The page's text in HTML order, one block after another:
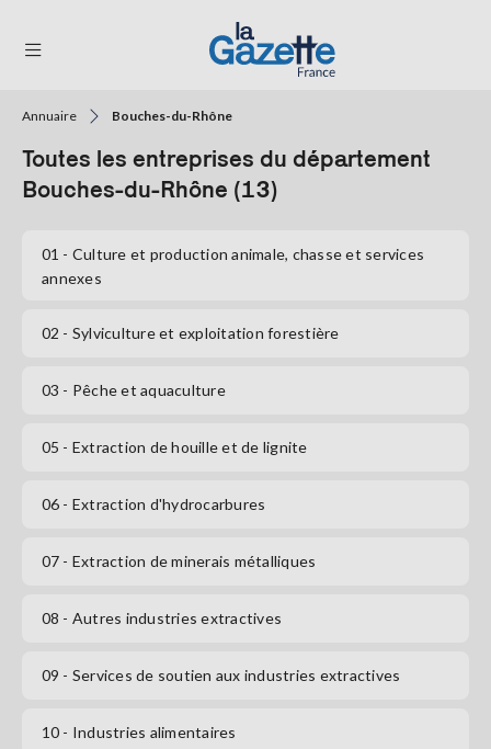
RÉGIONS
TENDANCES
SERVICES
Se
Annuaire Bouches-du-Rhône
Toutes les entreprises du département
Bouches-du-Rhône (13)
01 - Culture et production animale, chasse et services
annexes
02 - Sylviculture et exploitation forestière
03 - Pêche et aquaculture
05 - Extraction de houille et de lignite
06 - Extraction d'hydrocarbures
07 - Extraction de minerais métalliques
08 - Autres industries extractives
09 - Services de soutien aux industries extractives
10 - Industries alimentaires